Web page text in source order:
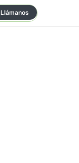
Llámanos